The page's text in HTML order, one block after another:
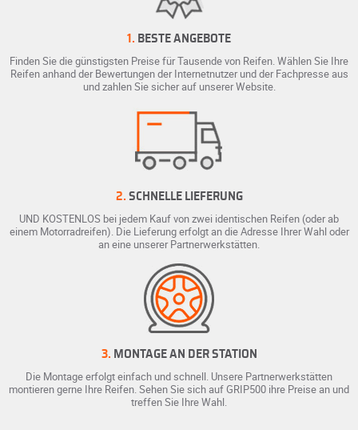
1. BESTE ANGEBOTE
Finden Sie die günstigsten Preise für Tausende von Reifen. Wählen Sie Ihre
Reifen anhand der Bewertungen der Internetnutzer und der Fachpresse aus
und zahlen Sie sicher auf unserer Website.
2. SCHNELLE LIEFERUNG
UND KOSTENLOS bei jedem Kauf von zwei identischen Reifen (oder ab
einem Motorradreifen). Die Lieferung erfolgt an die Adresse Ihrer Wahl oder
an eine unserer Partnerwerkstätten.
3. MONTAGE AN DER STATION
Die Montage erfolgt einfach und schnell. Unsere Partnerwerkstätten
montieren gerne Ihre Reifen. Sehen Sie sich auf GRIP500 ihre Preise an und
treffen Sie Ihre Wahl.